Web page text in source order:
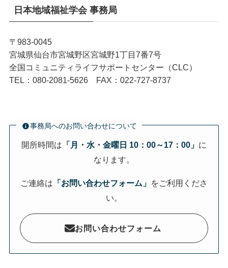
日本地域福祉学会 事務局
〒983-0045
宮城県仙台市宮城野区宮城野1丁目7番7号
全国コミュニティライフサポートセンター（CLC）
TEL：080-2081-5626 FAX：022-727-8737
事務局へのお問い合わせについて
開所時間は 「月・水・金曜日 10：00～17：00」 に
なります。
ご連絡は 「お問い合わせフォーム」 をご利用くださ
い。
お問い合わせフォーム